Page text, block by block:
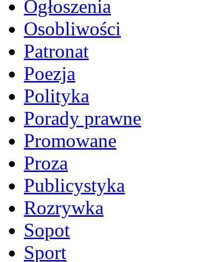
Ogłoszenia
Osobliwości
Patronat
Poezja
Polityka
Porady prawne
Promowane
Proza
Publicystyka
Rozrywka
Sopot
Sport